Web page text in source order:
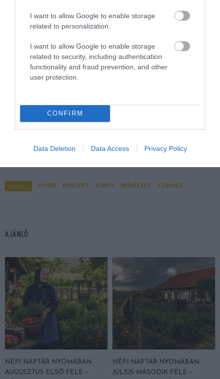
I want to allow Google to enable storage
related to personalization.
I want to allow Google to enable storage
related to security, including authentication
functionality and fraud prevention, and other
user protection.
CONFIRM
Data Deletion Data Access Privacy Policy
CÍMKE: HOBBI KONCERT KÖNYV MŰVÉSZET SZÍNHÁZ
AJÁNLÓ
NÉPI NAPTÁR NYOMÁBAN:
AUGUSZTUS ELSŐ FELE –
NÉPI NAPTÁR NYOMÁBAN:
JÚLIUS MÁSODIK FELE –